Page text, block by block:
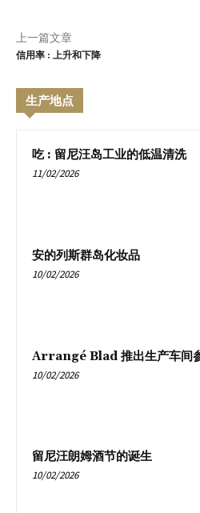
上一篇文章
信用率 : 上升和下降
生产地点
吃 : 留尼汪岛工业的低温清洗
11/02/2026
安的列斯群岛化妆品
10/02/2026
Arrangé Blad 推出生产车间
10/02/2026
留尼汪朗姆酒节的诞生
10/02/2026